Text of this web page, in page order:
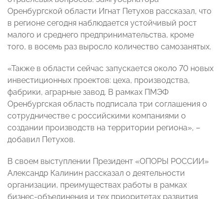
Оренбургской области Игнат Петухов рассказал, что
в регионе сегодня наблюдается устойчивый рост
малого и среднего предпринимательства, кроме
того, в восемь раз выросло количество самозанятых.
«Также в области сейчас запускается около 70 новых
инвестиционных проектов: цеха, производства,
фабрики, аграрные завод. В рамках ПМЭФ
Оренбургская область подписала три соглашения о
сотрудничестве с российскими компаниями о
создании производств на территории региона», –
добавил Петухов.
В своем выступлении Президент «ОПОРЫ РОССИИ»
Александр Калинин рассказал о деятельности
организации, преимуществах работы в рамках
бизнес-объединения и тех приоритетах развития